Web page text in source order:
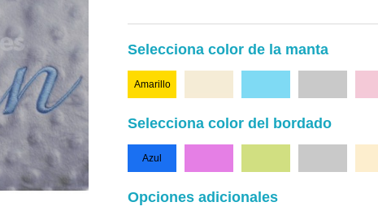
Selecciona color de la manta
Amarillo
Selecciona color del bordado
Azul
Opciones adicionales